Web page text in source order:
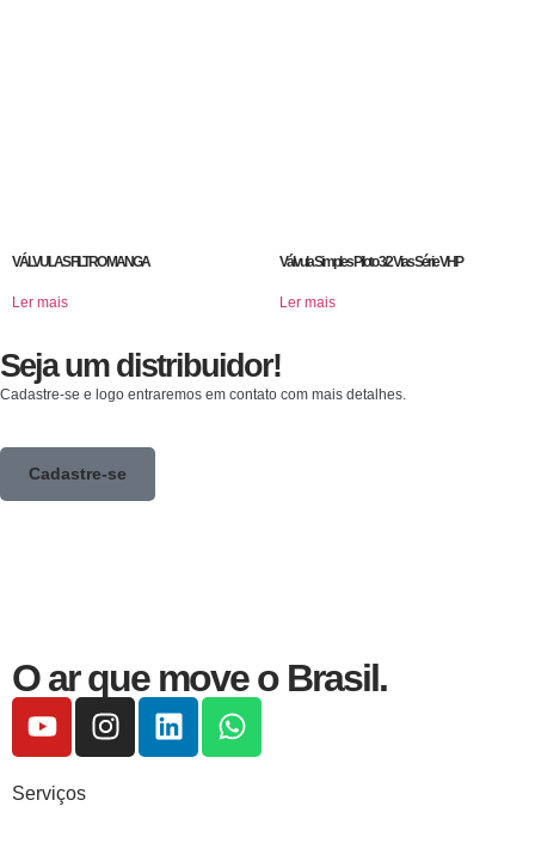
VÁLVULAS FILTRO MANGA
Ler mais
Válvula Simples Piloto 3/2 Vias Série VHP
Ler mais
Seja um distribuidor!
Cadastre-se e logo entraremos em contato com mais detalhes.
Cadastre-se
O ar que move o Brasil.
Serviços